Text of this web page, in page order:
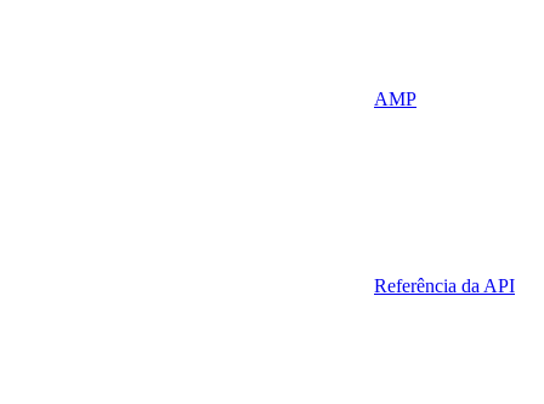
AMP
Referência da API